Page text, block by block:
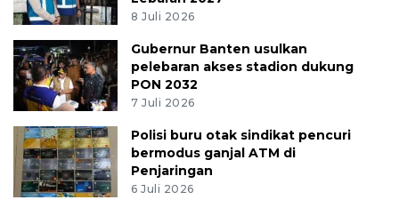
8 Juli 2026
Gubernur Banten usulkan
pelebaran akses stadion dukung
PON 2032
7 Juli 2026
Polisi buru otak sindikat pencuri
bermodus ganjal ATM di
Penjaringan
6 Juli 2026